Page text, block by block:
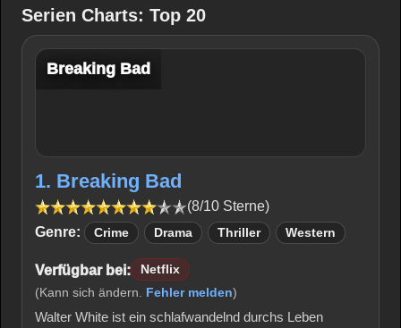
Serien Charts: Top 20
Breaking Bad
1. Breaking Bad
(8/10 Sterne)
Genre:
Crime Drama Thriller Western
Verfügbar bei:
Netflix
(Kann sich ändern. Fehler melden)
Walter White ist ein schlafwandelnd durchs Leben